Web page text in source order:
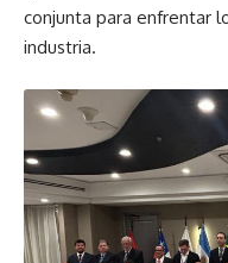
conjunta para enfrentar
industria.